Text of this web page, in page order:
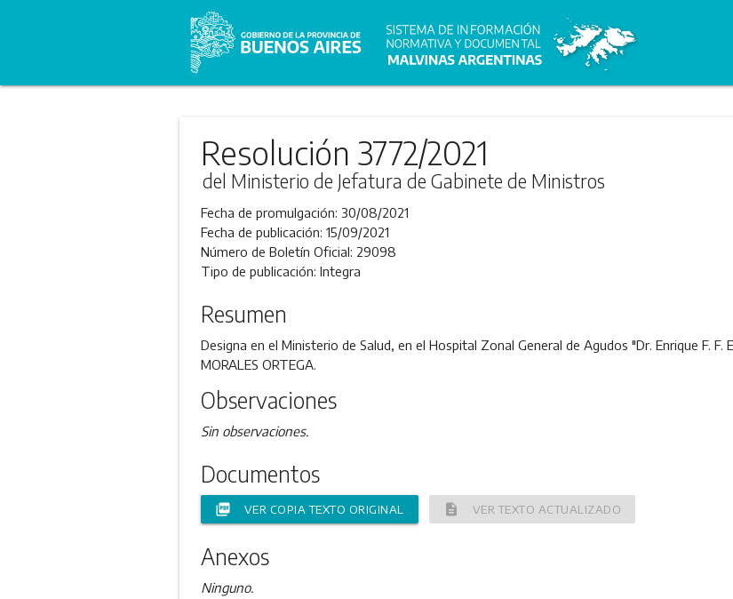
Resolución 3772/2021
del Ministerio de Jefatura de Gabinete de Ministros
Fecha de promulgación: 30/08/2021
Fecha de publicación: 15/09/2021
Número de Boletín Oficial: 29098
Tipo de publicación: Integra
Resumen
Designa en el Ministerio de Salud, en el Hospital Zonal General de Agudos "Dr. Enrique F. F.
MORALES ORTEGA.
Observaciones
Sin observaciones.
Documentos
picture_as_pdf VER COPIA TEXTO ORIGINAL description VER TEXTO ACTUALIZADO
Anexos
Ninguno.